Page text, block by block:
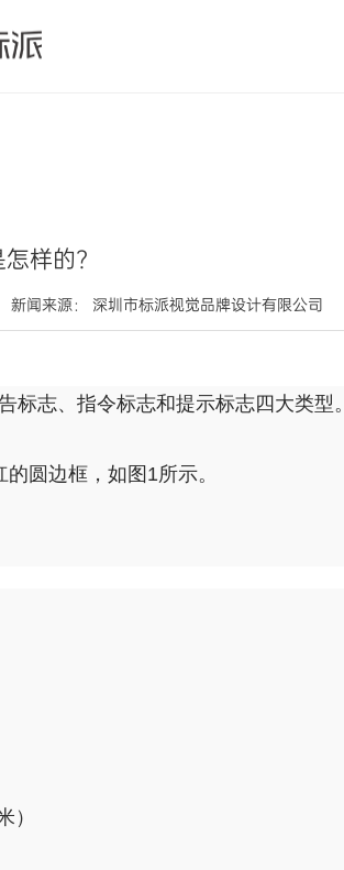
样的?
来源： 深圳市标派视觉品牌设计有限公司
标志、指令标志和提示标志四大类型。
圆边框，如图1所示。
）